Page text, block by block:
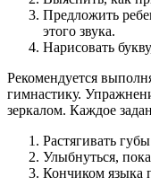
Предложить
этого звука.
Нарисовать
Рекомендуется
гимнастику.
зеркалом. Каждое
Растягивать
Улыбнуться,
Кончиком языка